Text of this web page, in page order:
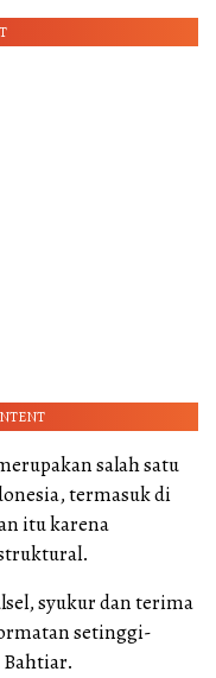
salah satu
termasuk di
itu karena
syukur dan terima
setinggi-